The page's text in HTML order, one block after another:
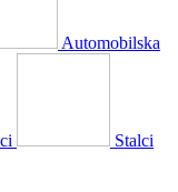
Automobilska
Stalci